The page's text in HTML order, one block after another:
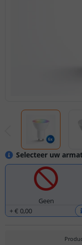
Selecteer uw
Geen
+€ 0,00